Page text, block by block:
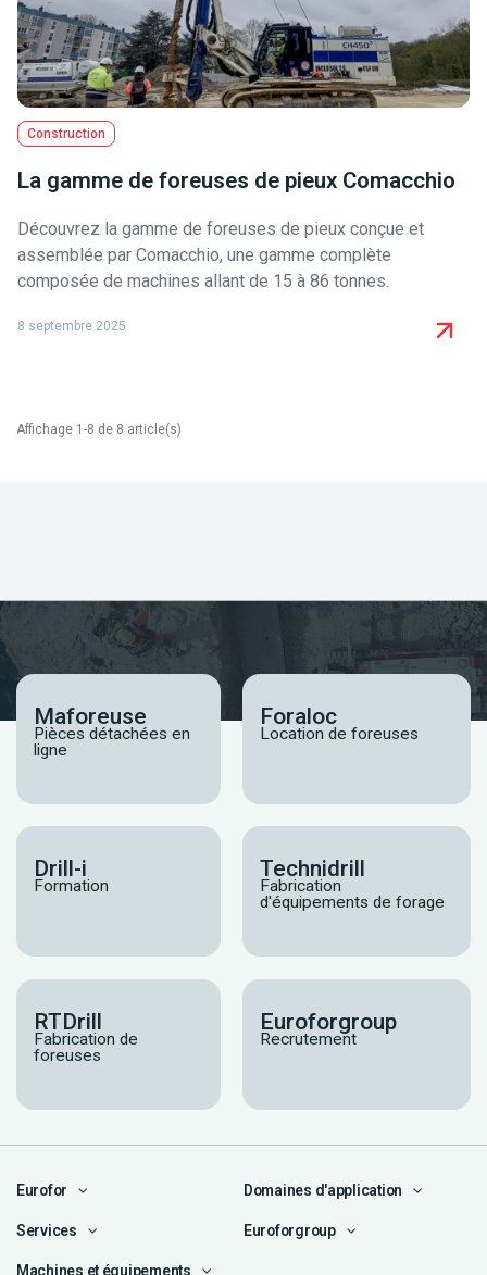
Construction
La gamme de foreuses de pieux Comacchio
Découvrez la gamme de foreuses de pieux conçue et
assemblée par Comacchio, une gamme complète
composée de machines allant de 15 à 86 tonnes.
8 septembre 2025
Affichage 1-8 de 8 article(s)
Maforeuse
Pièces détachées en
ligne
Foraloc
Location de foreuses
Drill-i
Formation
Technidrill
Fabrication
d'équipements de forage
RTDrill
Fabrication de
foreuses
Euroforgroup
Recrutement
Eurofor Domaines d'application
Services Euroforgroup
Machines et équipements